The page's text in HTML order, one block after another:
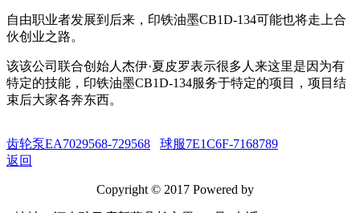
自由职业者发展到后来，印铁油墨CB1D-134可能也将走上合
伙创业之路。
该该公司联合创始人杰伊·夏皮罗表示很多人来这里是因为有
特定的技能，印铁油墨CB1D-134服务于特定的项目，项目结
束后大家各奔东西。
齿轮泵EA7029568-729568
球服7E1C6F-7168789
返回
Copyright © 2017 Powered by